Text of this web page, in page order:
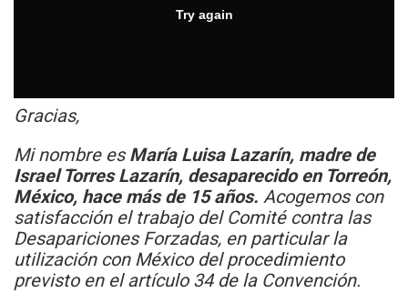
Gracias,
Mi nombre esMaría Luisa Lazarín, madre de
Israel Torres Lazarín, desaparecido en Torreón,
México, hace más de 15 años. Acogemos con
satisfacción el trabajo del Comité contra las
Desapariciones Forzadas, en particular la
utilización con México del procedimiento
previsto en el artículo 34 de la Convención.